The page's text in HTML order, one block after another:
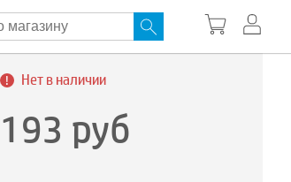
Нет в наличии
193 руб